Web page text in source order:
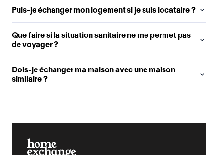
Puis-je échanger mon logement si je suis locataire ?
Que faire si la situation sanitaire ne me permet pas
de voyager ?
Dois-je échanger ma maison avec une maison
similaire ?